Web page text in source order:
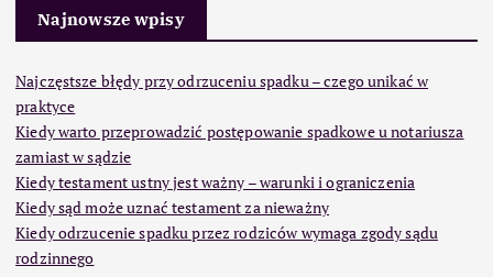
Najnowsze wpisy
Najczęstsze błędy przy odrzuceniu spadku – czego unikać w
praktyce
Kiedy warto przeprowadzić postępowanie spadkowe u notariusza
zamiast w sądzie
Kiedy testament ustny jest ważny – warunki i ograniczenia
Kiedy sąd może uznać testament za nieważny
Kiedy odrzucenie spadku przez rodziców wymaga zgody sądu
rodzinnego